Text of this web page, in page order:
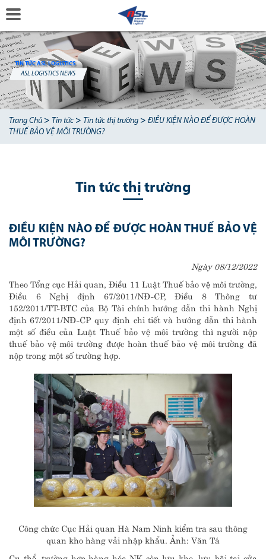
TIN TỨC ASL LOGISTICS
ASL LOGISTICS NEWS
Trang Chủ > Tin tức > Tin tức thị trường > ĐIỀU KIỆN NÀO ĐỂ ĐƯỢC HOÀN
THUẾ BẢO VỆ MÔI TRƯỜNG?
Tin tức thị trường
ĐIỀU KIỆN NÀO ĐỂ ĐƯỢC HOÀN THUẾ BẢO VỆ
MÔI TRƯỜNG?
Ngày 08/12/2022
Theo Tổng cục Hải quan, Điều 11 Luật Thuế bảo vệ môi trường,
Điều 6 Nghị định 67/2011/NĐ-CP, Điều 8 Thông tư
152/2011/TT-BTC của Bộ Tài chính hướng dẫn thi hành Nghị
định 67/2011/NĐ-CP quy định chi tiết và hướng dẫn thi hành
một số điều của Luật Thuế bảo vệ môi trường thì người nộp
thuế bảo vệ môi trường được hoàn thuế bảo vệ môi trường đã
nộp trong một số trường hợp.
Công chức Cục Hải quan Hà Nam Ninh kiểm tra sau thông
quan kho hàng vải nhập khẩu. Ảnh: Văn Tá